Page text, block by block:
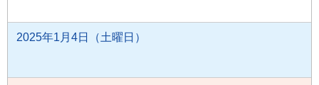
2025年1月4日（土曜日）